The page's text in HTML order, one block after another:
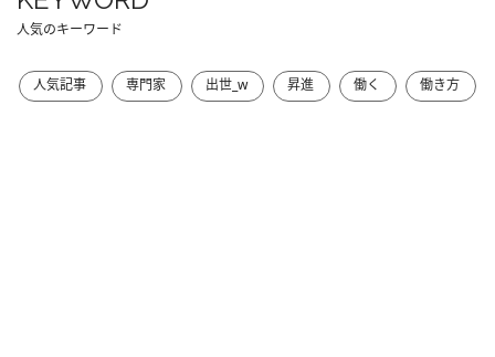
人気のキーワード
人気記事 専門家 出世_w 昇進 働く 働き方